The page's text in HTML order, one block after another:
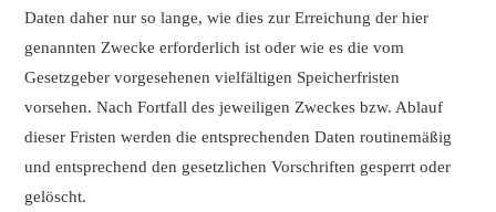
Daten daher nur so lange, wie dies zur Erreichung der hier
genannten Zwecke erforderlich ist oder wie es die vom
Gesetzgeber vorgesehenen vielfältigen Speicherfristen
vorsehen. Nach Fortfall des jeweiligen Zweckes bzw. Ablauf
dieser Fristen werden die entsprechenden Daten routinemäßig
und entsprechend den gesetzlichen Vorschriften gesperrt oder
gelöscht.